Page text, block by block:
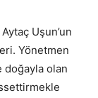
Uşun’un
Yönetmen
doğayla olan